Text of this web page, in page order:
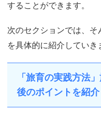
することができます。
次のセクションでは、そ
を具体的に紹介していき
「旅育の実践方法
後のポイントを紹介